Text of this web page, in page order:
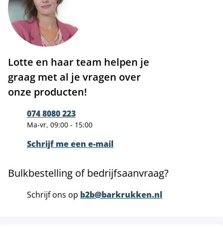
Lotte en haar team helpen je
graag met al je vragen over
onze producten!
074 8080 223
Ma-vr, 09:00 - 15:00
Schrijf me een e-mail
Bulkbestelling of bedrijfsaanvraag?
Schrijf ons op b2b@barkrukken.nl